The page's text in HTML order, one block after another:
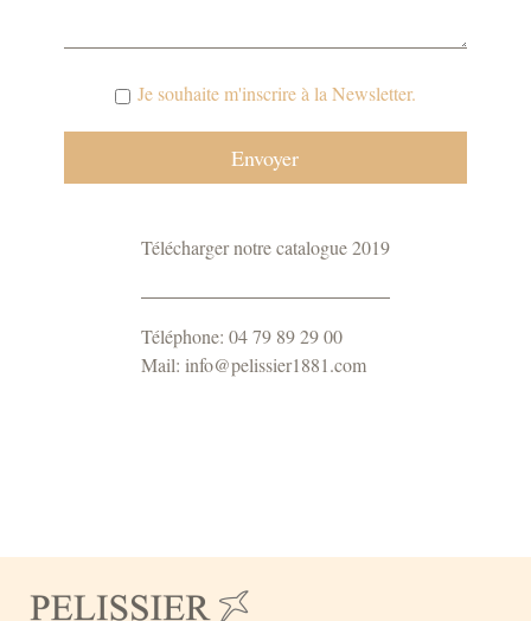
Je souhaite m'inscrire à la Newsletter.
Télécharger notre catalogue 2019
Téléphone: 04 79 89 29 00
Mail: info@pelissier1881.com